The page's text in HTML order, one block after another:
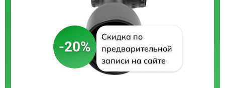
-20%
Скидка по
предварительной
записи на сайте